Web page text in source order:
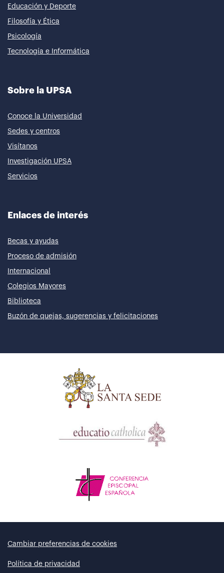
Educación y Deporte
Filosofía y Ética
Psicología
Tecnología e Informática
Sobre la UPSA
Conoce la Universidad
Sedes y centros
Visítanos
Investigación UPSA
Servicios
Enlaces de interés
Becas y ayudas
Proceso de admisión
Internacional
Colegios Mayores
Biblioteca
Buzón de quejas, sugerencias y felicitaciones
Cambiar preferencias de cookies
Política de privacidad